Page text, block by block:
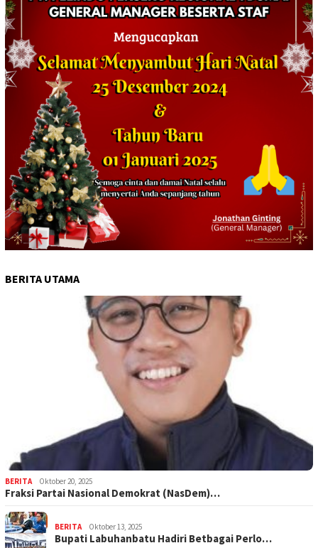
BERITA UTAMA
BERITA Oktober 20, 2025
Fraksi Partai Nasional Demokrat (NasDem)…
BERITA Oktober 13, 2025
Bupati Labuhanbatu Hadiri Betbagai Perlo…